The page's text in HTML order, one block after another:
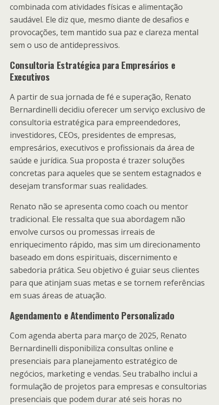
combinada com atividades físicas e alimentação
saudável. Ele diz que, mesmo diante de desafios e
provocações, tem mantido sua paz e clareza mental
sem o uso de antidepressivos.
Consultoria Estratégica para Empresários e
Executivos
A partir de sua jornada de fé e superação, Renato
Bernardinelli decidiu oferecer um serviço exclusivo de
consultoria estratégica para empreendedores,
investidores, CEOs, presidentes de empresas,
empresários, executivos e profissionais da área de
saúde e jurídica. Sua proposta é trazer soluções
concretas para aqueles que se sentem estagnados e
desejam transformar suas realidades.
Renato não se apresenta como coach ou mentor
tradicional. Ele ressalta que sua abordagem não
envolve cursos ou promessas irreais de
enriquecimento rápido, mas sim um direcionamento
baseado em dons espirituais, discernimento e
sabedoria prática. Seu objetivo é guiar seus clientes
para que atinjam suas metas e se tornem referências
em suas áreas de atuação.
Agendamento e Atendimento Personalizado
Com agenda aberta para março de 2025, Renato
Bernardinelli disponibiliza consultas online e
presenciais para planejamento estratégico de
negócios, marketing e vendas. Seu trabalho inclui a
formulação de projetos para empresas e consultorias
presenciais que podem durar até seis horas no